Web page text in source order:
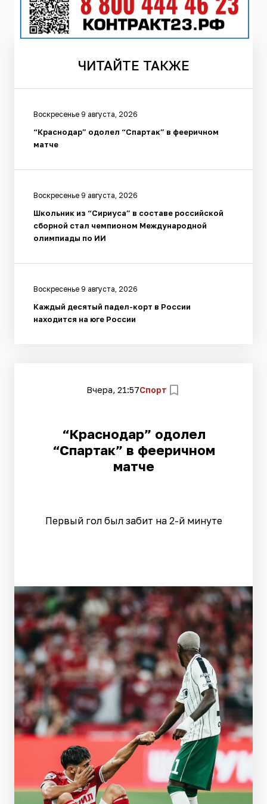
ЧИТАЙТЕ ТАКЖЕ
Воскресенье 9 августа, 2026
“Краснодар” одолел “Спартак” в фееричном
матче
Воскресенье 9 августа, 2026
Школьник из “Сириуса” в составе российской
сборной стал чемпионом Международной
олимпиады по ИИ
Воскресенье 9 августа, 2026
Каждый десятый падел-корт в России
находится на юге России
Вчера, 21:57Спорт
“Краснодар” одолел
“Спартак” в фееричном
матче
Первый гол был забит на 2-й минуте